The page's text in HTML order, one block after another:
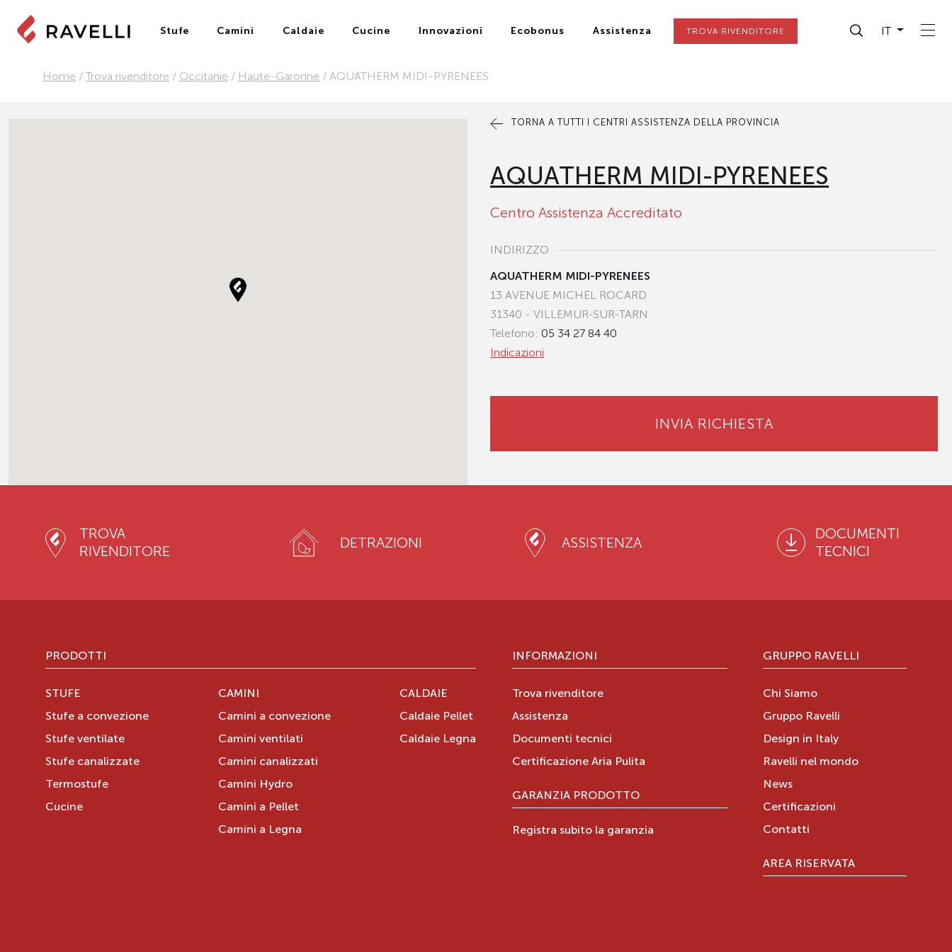
Stufe Camini Caldaie Cucine Innovazioni Ecobonus Assistenza TROVA RIVENDITORE IT
Home / Trova rivenditore / Occitanie / Haute-Garonne / AQUATHERM MIDI-PYRENEES
TORNA A TUTTI I CENTRI ASSISTENZA DELLA PROVINCIA
AQUATHERM MIDI-PYRENEES
Centro Assistenza Accreditato
INDIRIZZO
AQUATHERM MIDI-PYRENEES
13 AVENUE MICHEL ROCARD
31340 - VILLEMUR-SUR-TARN
Telefono: 05 34 27 84 40
Indicazioni
INVIA RICHIESTA
TROVA
RIVENDITORE
DETRAZIONI ASSISTENZA
DOCUMENTI
TECNICI
PRODOTTI
STUFE
Stufe a convezione
Stufe ventilate
Stufe canalizzate
Termostufe
Cucine
CAMINI
Camini a convezione
Camini ventilati
Camini canalizzati
Camini Hydro
Camini a Pellet
Camini a Legna
CALDAIE
Caldaie Pellet
Caldaie Legna
INFORMAZIONI
Trova rivenditore
Assistenza
Documenti tecnici
Certificazione Aria Pulita
GARANZIA PRODOTTO
Registra subito la garanzia
GRUPPO RAVELLI
Chi Siamo
Gruppo Ravelli
Design in Italy
Ravelli nel mondo
News
Certificazioni
Contatti
AREA RISERVATA